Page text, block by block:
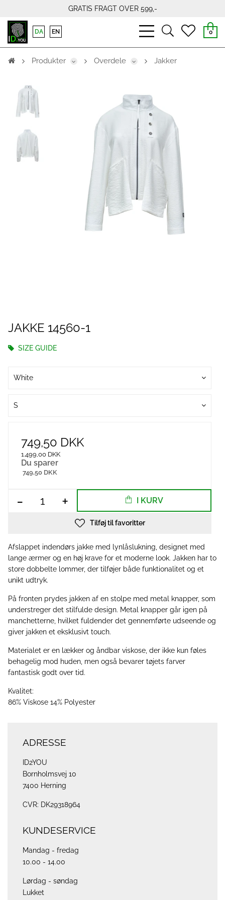
GRATIS FRAGT OVER 599,-
bars
light
searchheart
0
DA EN
Produkter Overdele Jakker
JAKKE 14560-1
SIZE GUIDE
White
S
749,50 DKK
1.499,00 DKK
Du sparer
749,50 DKK
- + I KURV
Tilføj til favoritter
Afslappet indendørs jakke med lynlåslukning, designet med
lange ærmer og en høj krave for et moderne look. Jakken har to
store dobbelte lommer, der tilføjer både funktionalitet og et
unikt udtryk.
På fronten prydes jakken af en stolpe med metal knapper, som
understreger det stilfulde design. Metal knapper går igen på
manchetterne, hvilket fuldender det gennemførte udseende og
giver jakken et eksklusivt touch.
Materialet er en lækker og åndbar viskose, der ikke kun føles
behagelig mod huden, men også bevarer tøjets farver
fantastisk godt over tid.
Kvalitet:
86% Viskose 14% Polyester
ADRESSE
ID2YOU
Bornholmsvej 10
7400 Herning
CVR: DK29318964
KUNDESERVICE
Mandag - fredag
10.00 - 14.00
Lørdag - søndag
Lukket